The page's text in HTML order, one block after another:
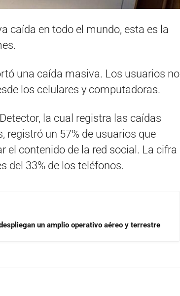
caída en todo el mundo, esta es la
una caída masiva. Los usuarios no
los celulares y computadoras.
la cual registra las caídas
registró un 57% de usuarios que
el contenido de la red social. La cifra
del 33% de los teléfonos.
un amplio operativo aéreo y terrestre